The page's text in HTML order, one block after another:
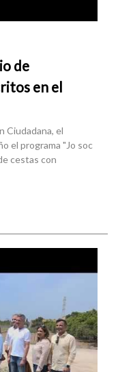
de
en el
Ciudadana, el
el programa "Jo soc
cestas con